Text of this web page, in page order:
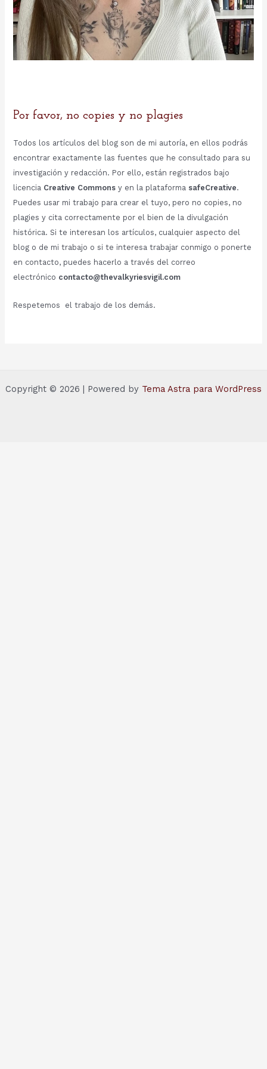
Por favor, no copies y no plagies
Todos los artículos del blog son de mi autoría, en ellos podrás
encontrar exactamente las fuentes que he consultado para su
investigación y redacción. Por ello, están registrados bajo
licencia Creative Commonsy en la plataforma safeCreative.
Puedes usar mi trabajo para crear el tuyo, pero no copies, no
plagies y cita correctamente por el bien de la divulgación
histórica. Si te interesan los artículos, cualquier aspecto del
blog o de mi trabajo o si te interesa trabajar conmigo o ponerte
en contacto, puedes hacerlo a través del correo
electrónico contacto@thevalkyriesvigil.com
Respetemos el trabajo de los demás.
Copyright © 2026 | Powered by Tema Astra para WordPress